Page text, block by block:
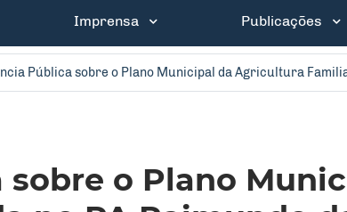
Imprensa Publicações
Pública sobre o Plano Municipal da Agricultura
o Plano